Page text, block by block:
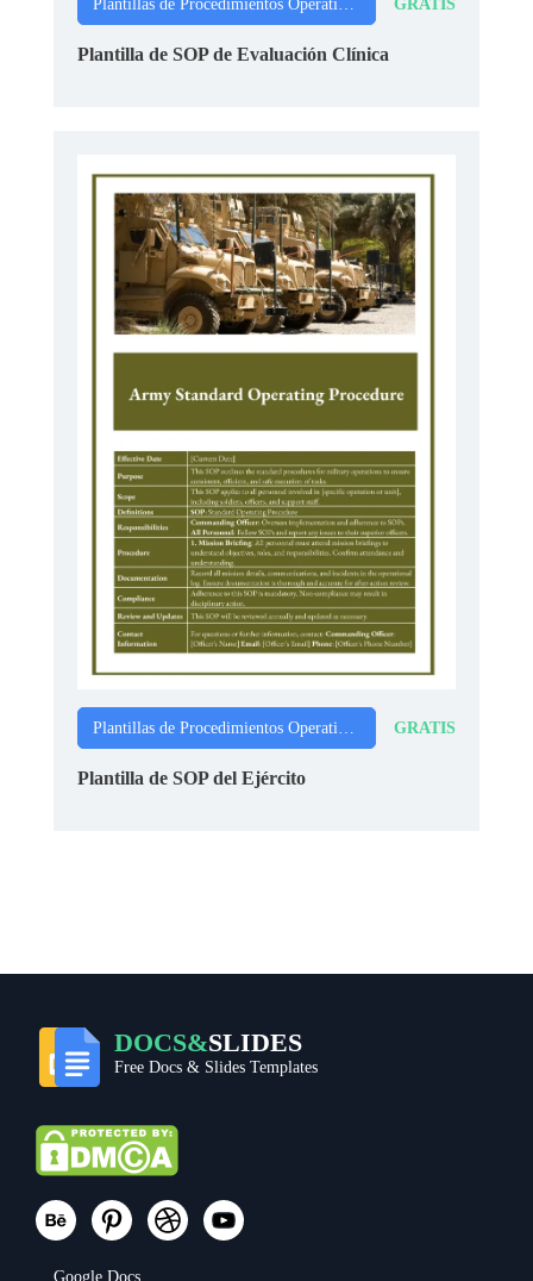
Plantillas de Procedimientos Operativos Estándar GRATIS
Plantilla de SOP de Evaluación Clínica
Plantillas de Procedimientos Operativos Estándar GRATIS
Plantilla de SOP del Ejército
DOCS&SLIDES
Free Docs & Slides Templates
Google Docs